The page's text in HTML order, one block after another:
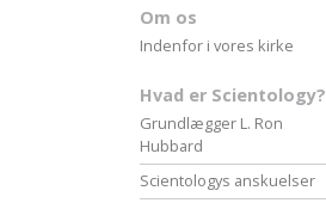
Om os
Indenfor i vores kirke
Hvad er Scientology?
Grundlægger L. Ron
Hubbard
Scientologys anskuelser